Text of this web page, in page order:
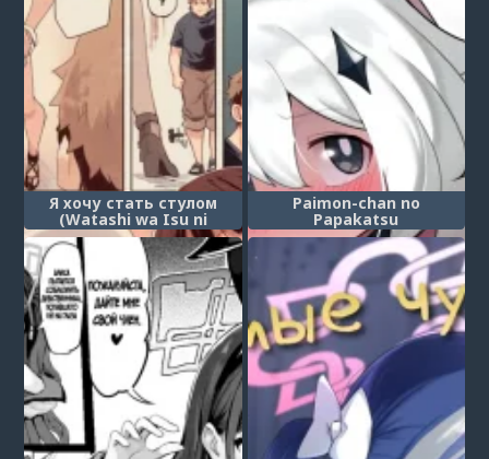
Я хочу стать стулом
(Watashi wa Isu ni
Naritai)
Paimon-chan no
Papakatsu